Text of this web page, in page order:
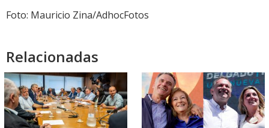
Foto: Mauricio Zina/AdhocFotos
Relacionadas